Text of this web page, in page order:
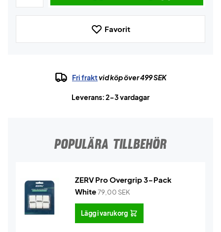
Favorit
Fri fraktvid köp över 499 SEK
Leverans: 2-3 vardagar
POPULÄRA TILLBEHÖR
ZERV Pro Overgrip 3-Pack
White79,00 SEK
Lägg i varukorg